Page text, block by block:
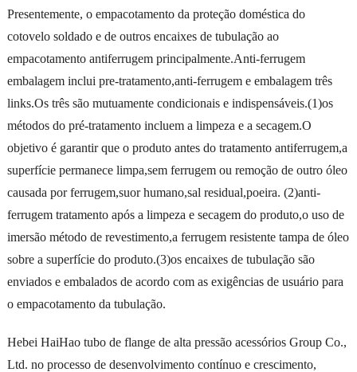
Presentemente, o empacotamento da proteção doméstica do
cotovelo soldado e de outros encaixes de tubulação ao
empacotamento antiferrugem principalmente.Anti-ferrugem
embalagem inclui pre-tratamento,anti-ferrugem e embalagem três
links.Os três são mutuamente condicionais e indispensáveis.(1)os
métodos do pré-tratamento incluem a limpeza e a secagem.O
objetivo é garantir que o produto antes do tratamento antiferrugem,a
superfície permanece limpa,sem ferrugem ou remoção de outro óleo
causada por ferrugem,suor humano,sal residual,poeira. (2)anti-
ferrugem tratamento após a limpeza e secagem do produto,o uso de
imersão método de revestimento,a ferrugem resistente tampa de óleo
sobre a superfície do produto.(3)os encaixes de tubulação são
enviados e embalados de acordo com as exigências de usuário para
o empacotamento da tubulação.
Hebei HaiHao tubo de flange de alta pressão acessórios Group Co.,
Ltd. no processo de desenvolvimento contínuo e crescimento,